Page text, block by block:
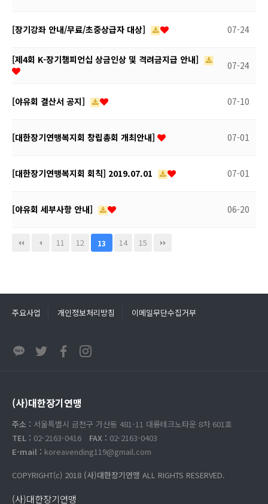
[장기강좌 안내/무료/초중상급자 대상] 07-24
[제4회 K-장기챔피언십 상금인상 및 격려금지급 안내] 07-24
[야유회 결산서 공지] 07-10
[대한장기연맹복지회 창립총회 개최안내] 07-01
[대한장기연맹복지회 회칙] 2019.07.01 07-01
[야유회 세부사항 안내] 06-20
11 12 13 14 15
주요사업 개인정보처리방침 이메일무단수집거부
(사)대한장기연맹
주소 : 서울특별시 금천구 가산동 481-11 대륭테크노타운 8차 601호
TEL : 02-2163-0416 FAX : 02-2163-0403
E-mail : koreavending119@gmail.com
COPYRIGHT(c) 2018 (사)대한장기연맹 ALL RIGHTS RESERVED.
(사)대한장기연맹